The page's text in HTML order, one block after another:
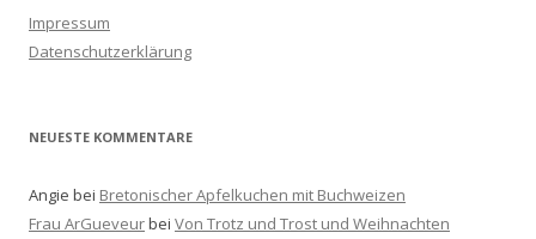
n
a
:
Impressum
Datenschutzerklärung
NEUESTE KOMMENTARE
Angie bei Bretonischer Apfelkuchen mit Buchweizen
Frau ArGueveurbei Von Trotz und Trost und Weihnachten